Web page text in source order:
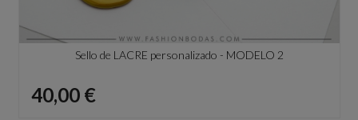
Sello de LACRE personalizado - MODELO 2
Precio
40,00 €